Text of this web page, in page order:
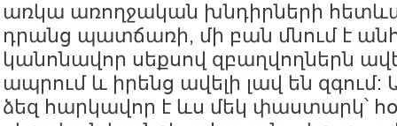
առկա առողջական խնդիրների
դրանց պատճառի, մի բան մնում է
կանոնավոր սեքսով զբաղվողներն
ապրում և իրենց ավելի լավ են զգում:
ձեզ հարկավոր է ևս մեկ փաստարկ՝